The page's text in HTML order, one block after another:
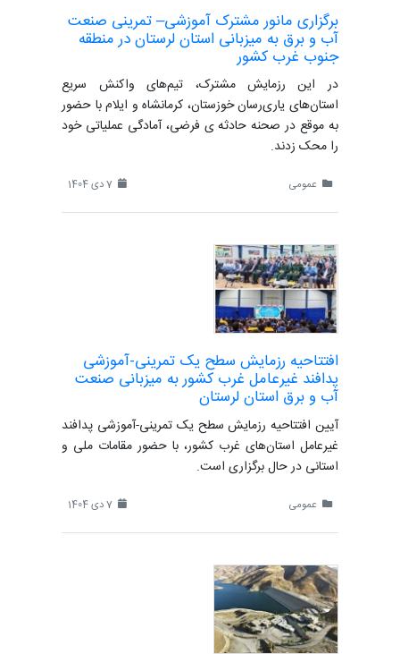
برگزاری مانور مشترک آموزشی– تمرینی صنعت
آب و برق به میزبانی استان لرستان در منطقه
جنوب غرب کشور
در این رزمایش مشترک، تیم‌های واکنش سریع
استان‌های یاری‌رسان خوزستان، کرمانشاه و ایلام با حضور
به موقع در صحنه حادثه ی فرضی، آمادگی عملیاتی خود
را محک زدند.
عمومی
افتتاحیه رزمایش سطح یک تمرینی-آموزشی
پدافند غیرعامل غرب کشور به میزبانی صنعت
آب و برق استان لرستان
آیین افتتاحیه رزمایش سطح یک تمرینی-آموزشی پدافند
غیرعامل استان‌های غرب کشور، با حضور مقامات ملی و
استانی در حال برگزاری است.
عمومی